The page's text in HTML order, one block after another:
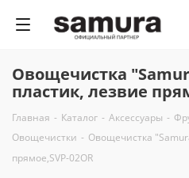
Овощечистка
пластик, лезвие
Главная - Каталог - Аксессуары -
Овощечистки - Овощечистка
прямое,SVP-02OR